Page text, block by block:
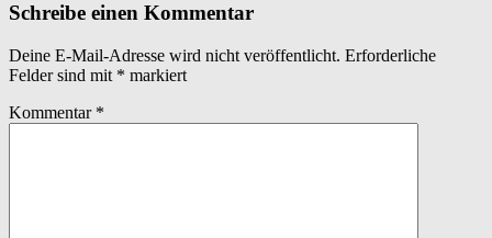
Schreibe einen Kommentar
Deine E-Mail-Adresse wird nicht veröffentlicht. Erforderliche
Felder sind mit * markiert
Kommentar *